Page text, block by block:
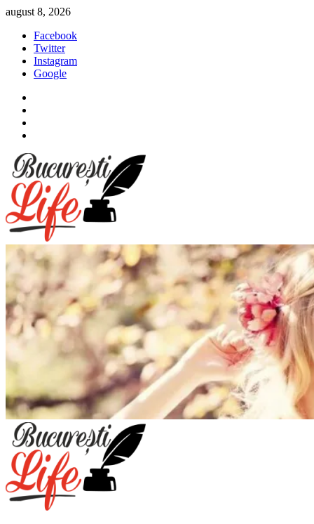
Sari
conținut
august 8, 2026
Facebook
Twitter
Instagram
Google
Meniu
principal